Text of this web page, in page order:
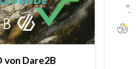
von Dare2B